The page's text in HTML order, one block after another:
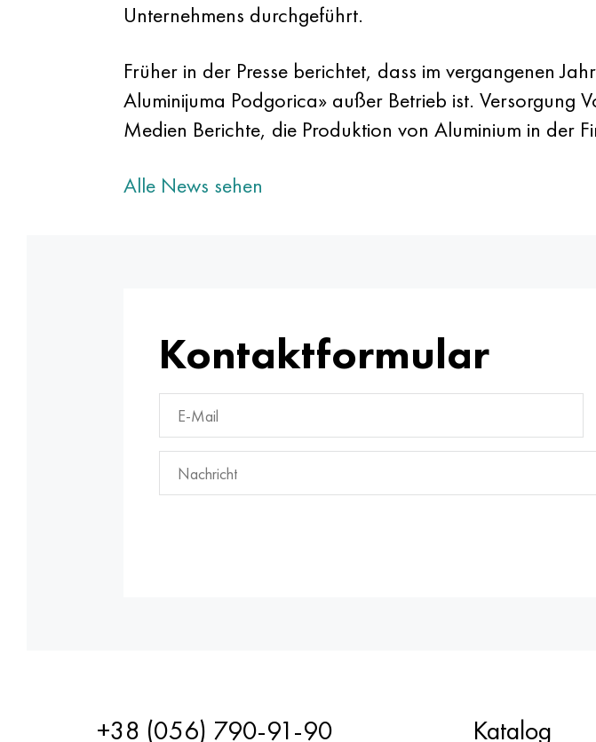
Unternehmens durchgeführt.
Früher in der Presse berichtet, dass im vergangenen
Aluminijuma Podgorica» außer Betrieb ist. Versorgung
Medien Berichte, die Produktion von Aluminium in der
Alle News sehen
Kontaktformular
+38 (056) 790-91-90 Katalog